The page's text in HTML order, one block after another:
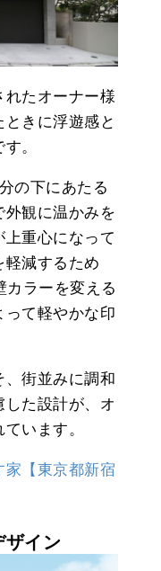
れたオーナー様
きに浮遊感と
。
の下にあたる
外観に温かみを
上重心になって
軽減するため
カラーを変える
って軽やかな印
街並みに調和
した設計が、オ
います。
家【東京都新宿
ザイン